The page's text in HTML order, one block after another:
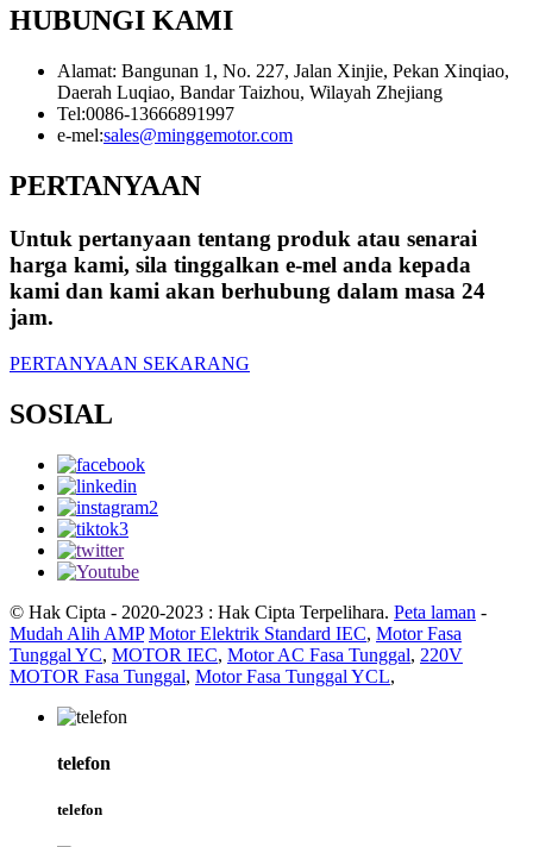
HUBUNGI KAMI
Alamat: Bangunan 1, No. 227, Jalan Xinjie, Pekan Xinqiao,
Daerah Luqiao, Bandar Taizhou, Wilayah Zhejiang
Tel:0086-13666891997
e-mel:sales@minggemotor.com
PERTANYAAN
Untuk pertanyaan tentang produk atau senarai
harga kami, sila tinggalkan e-mel anda kepada
kami dan kami akan berhubung dalam masa 24
jam.
PERTANYAAN SEKARANG
SOSIAL
© Hak Cipta - 2020-2023 : Hak Cipta Terpelihara. Peta laman -
Mudah Alih AMP Motor Elektrik Standard IEC, Motor Fasa
Tunggal YC, MOTOR IEC, Motor AC Fasa Tunggal, 220V
MOTOR Fasa Tunggal, Motor Fasa Tunggal YCL,
telefon
telefon